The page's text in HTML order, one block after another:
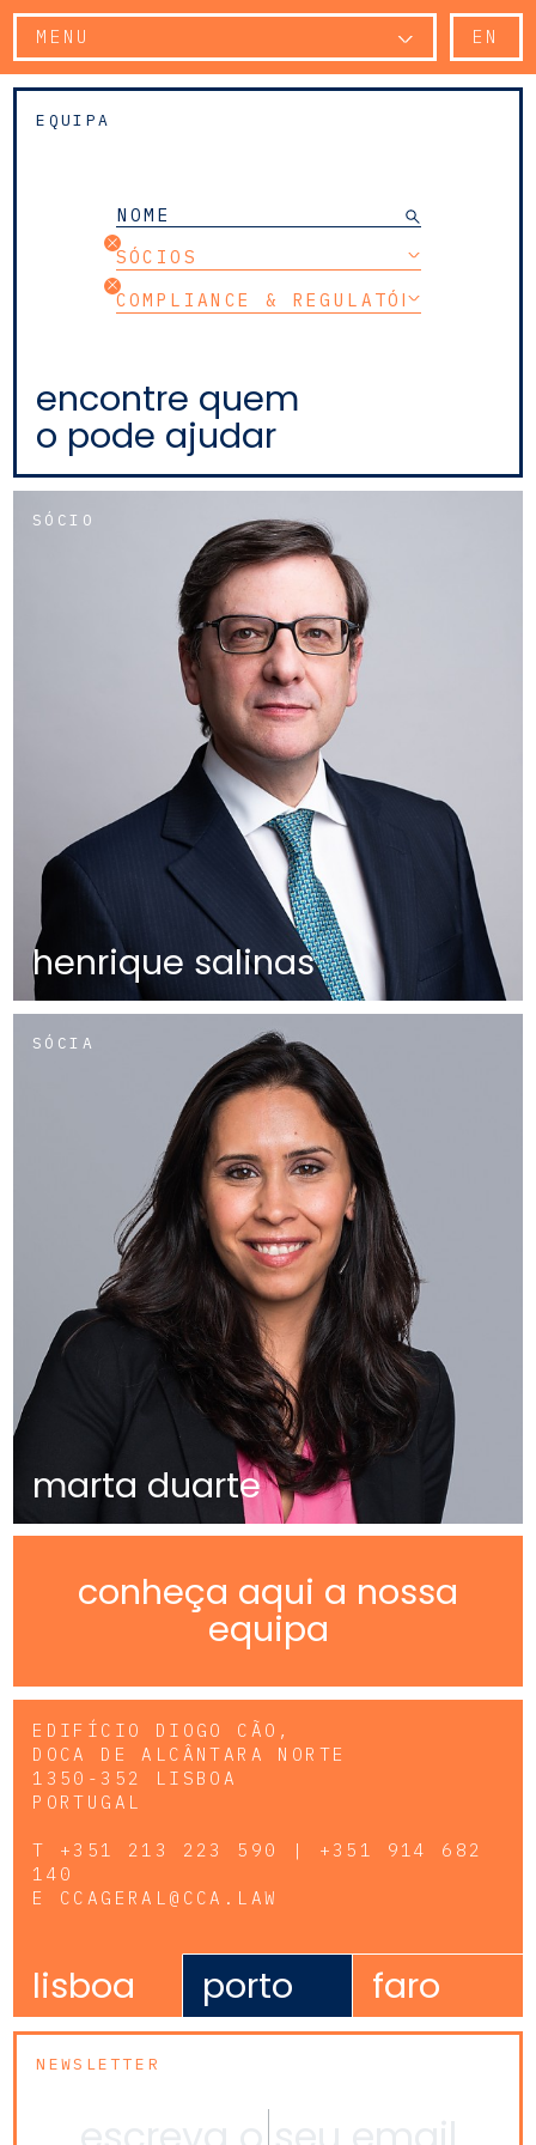
MENU EN
EQUIPA
SÓCIOS
COMPLIANCE & REGULATÓRIO
encontre quem
o pode ajudar
SÓCIO
henrique salinas
SÓCIA
marta duarte
conheça aqui a nossa
equipa
EDIFÍCIO DIOGO CÃO,
DOCA DE ALCÂNTARA NORTE
1350-352 LISBOA
PORTUGAL
T +351 213 223 590 | +351 914 682
140
E CCAGERAL@CCA.LAW
lisboa porto faro
NEWSLETTER